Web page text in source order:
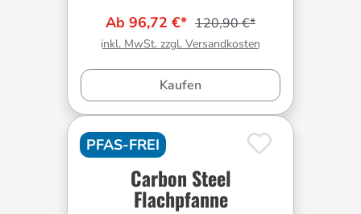
Ab 96,72 €* 120,90 €*
inkl. MwSt. zzgl. Versandkosten
Kaufen
PFAS-FREI
Carbon Steel
Flachpfanne